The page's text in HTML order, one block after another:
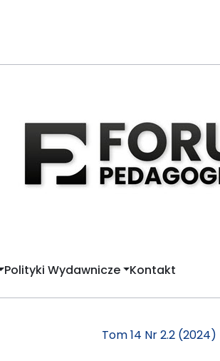
Polityki Wydawnicze Kontakt
Tom 14 Nr 2.2 (2024)